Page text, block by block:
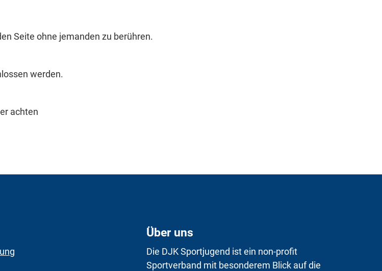
Seite ohne jemanden zu berühren.
werden.
achten
Über uns
Die DJK Sportjugend ist ein non-profit
Sportverband mit besonderem Blick auf die